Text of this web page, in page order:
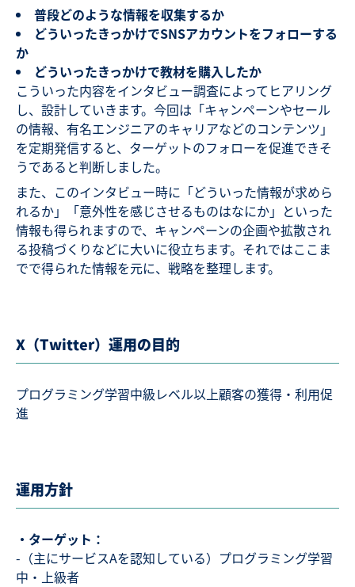
普段どのような情報を収集するか
どういったきっかけでSNSアカウントをフォローする
か
どういったきっかけで教材を購入したか
こういった内容をインタビュー調査によってヒアリング
し、設計していきます。今回は「キャンペーンやセール
の情報、有名エンジニアのキャリアなどのコンテンツ」
を定期発信すると、ターゲットのフォローを促進できそ
うであると判断しました。
また、このインタビュー時に「どういった情報が求めら
れるか」「意外性を感じさせるものはなにか」といった
情報も得られますので、キャンペーンの企画や拡散され
る投稿づくりなどに大いに役立ちます。それではここま
でで得られた情報を元に、戦略を整理します。
X（Twitter） 運用の目的
プログラミング学習中級レベル以上顧客の獲得・利用促
進
運用方針
・ターゲット：
-（主にサービスAを認知している）プログラミング学習
中・上級者